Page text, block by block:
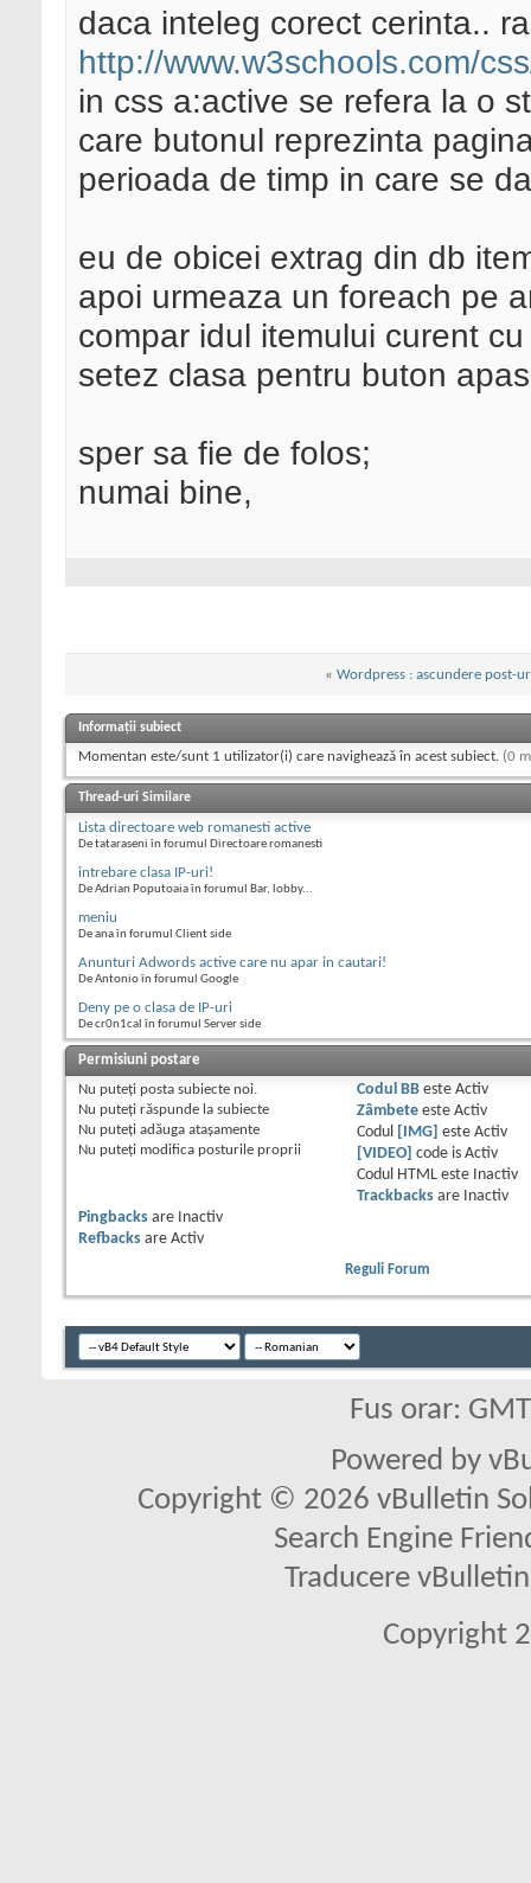
daca inteleg corect cerinta..
http://www.w3schools.com/
in css a:active se refera la o
care butonul reprezinta
perioada de timp in care se
eu de obicei extrag din db
apoi urmeaza un foreach pe
compar idul itemului curent
setez clasa pentru buton
sper sa fie de folos;
numai bine,
« Wordpress : ascundere post-
Informații subiect
Momentan este/sunt 1 utilizator(i) care navighează în acest subiect. (0
Thread-uri Similare
Lista directoare web romanesti active
De tataraseni în forumul Directoare romanesti
intrebare clasa IP-uri!
De Adrian Poputoaia în forumul Bar, lobby...
meniu
De ana în forumul Client side
Anunturi Adwords active care nu apar in cautari!
De Antonio în forumul Google
Deny pe o clasa de IP-uri
De cr0n1cal în forumul Server side
Permisiuni postare
Nu puteţi posta subiecte noi.
Nu puteţi răspunde la subiecte
Nu puteţi adăuga ataşamente
Nu puteţi modifica posturile proprii
Codul BBeste Activ
Zâmbeteeste Activ
Codul
[IMG] este Activ
[VIDEO]
code is Activ
Codul HTML este
Inactiv
Trackbacksare
Inactiv
Pingbacks are
Inactiv
Refbacks are Activ
Reguli Forum
Fus orar:
Powered by
Copyright © 2026 vBulletin
Search Engine
Traducere
Copyright